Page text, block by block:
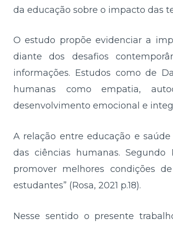
da educação sobre o impacto das
O estudo propõe evidenciar a
diante dos desafios
informações. Estudos como de
humanas como empatia,
desenvolvimento emocional e
A relação entre educação e
das ciências humanas.
promover melhores condições
estudantes” (Rosa, 2021 p.18).
Nesse sentido o presente